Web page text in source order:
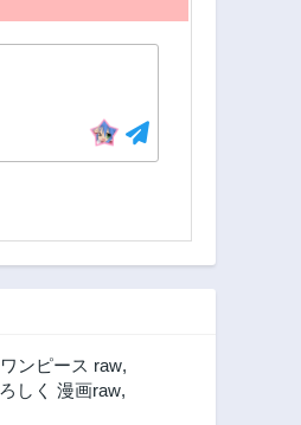
ワンピース raw,
しく 漫画raw,